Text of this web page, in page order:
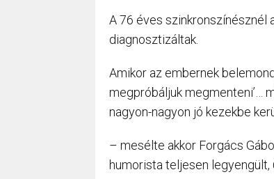
A 76 éves szinkronszínésznél
diagnosztizáltak.
Amikor az embernek
megpróbáljuk megmenteni’…
nagyon-nagyon jó kezekbe
– mesélte akkor Forgács
humorista teljesen legyengült,